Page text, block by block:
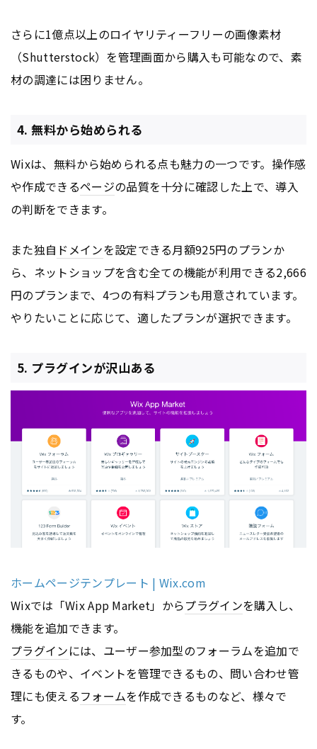
さらに1億点以上のロイヤリティーフリーの画像素材
（Shutterstock）を管理画面から購入も可能なので、素
材の調達には困りません。
4. 無料から始められる
Wixは、無料から始められる点も魅力の一つです。操作感
や作成できるページの品質を十分に確認した上で、導入
の判断をできます。
また独自 ドメインを設定できる月額925円のプランか
ら、ネットショップを含む全ての機能が利用できる2,666
円のプランまで、4つの有料プランも用意されています。
やりたいことに応じて、適したプランが選択できます。
5. プラグインが沢山ある
ホームページテンプレート | Wix.com
Wixでは「Wix App Market」からプラグインを購入し、
機能を追加できます。
プラグインには、ユーザー参加型のフォーラムを追加で
きるものや、イベントを管理できるもの、問い合わせ管
理にも使えるフォームを作成できるものなど、様々で
す。